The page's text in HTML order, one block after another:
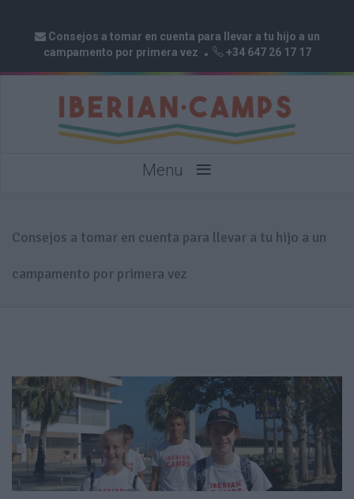
Consejos a tomar en cuenta para llevar a tu hijo a un
campamento por primera vez
+34 647 26 17 17
Menu ≡
Consejos a tomar en cuenta para llevar a tu hijo a un
campamento por primera vez